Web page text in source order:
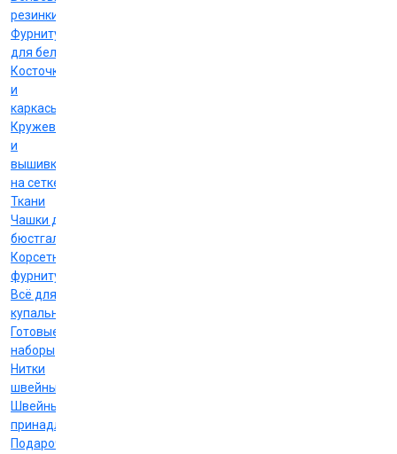
резинки
Фурнитура
для белья
Косточки
и
каркасы
Кружево
и
вышивка
на сетке
Ткани
Чашки для
бюстгальтеров
Корсетная
фурнитура
Всё для
купальников
Готовые
наборы
Нитки
швейные
Швейные
принадлежности
Подарочные